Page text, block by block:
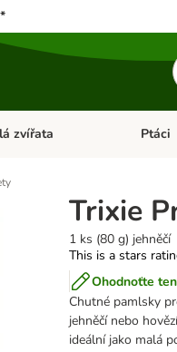
menu: Kočky
zvířata Otevřít
Ptáci
Trixie
1 ks (80 g) jehněčí
This is a stars
Ohodnoťte
Chutné pamlsky
jehněčí nebo
ideální jako malá